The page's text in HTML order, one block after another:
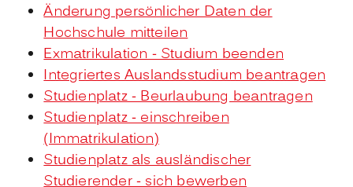
Änderung persönlicher Daten der
Hochschule mitteilen
Exmatrikulation - Studium beenden
Integriertes Auslandsstudium beantragen
Studienplatz - Beurlaubung beantragen
Studienplatz - einschreiben
(Immatrikulation)
Studienplatz als ausländischer
Studierender - sich bewerben